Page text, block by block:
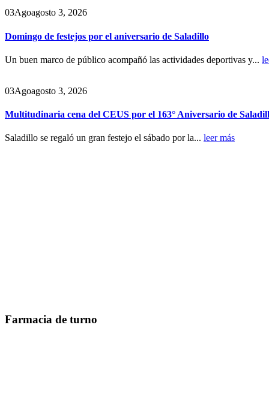
03Agoagosto 3, 2026
Domingo de festejos por el aniversario de Saladillo
Un buen marco de público acompañó las actividades deportivas y...
03Agoagosto 3, 2026
Multitudinaria cena del CEUS por el 163° Aniversario de
Saladillo se regaló un gran festejo el sábado por la... leer más
Farmacia de turno